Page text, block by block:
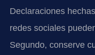
Declaraciones
redes sociales
Segundo, conserve